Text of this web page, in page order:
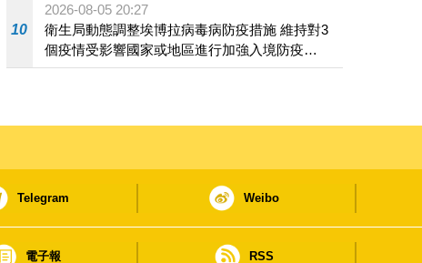
10
2026-08-05 20:27
衛生局動態調整埃博拉病毒病防疫措施 維持對3
個疫情受影響國家或地區進行加強入境防疫措
施
Telegram Weibo
電子報 RSS